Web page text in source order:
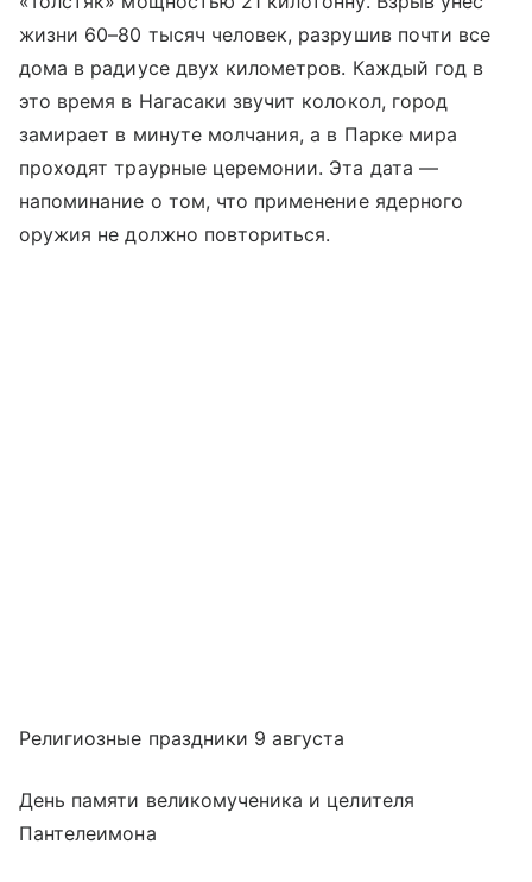
жизни 60–80 тысяч человек, разрушив почти все
дома в радиусе двух километров. Каждый год в
это время в Нагасаки звучит колокол, город
замирает в минуте молчания, а в Парке мира
проходят траурные церемонии. Эта дата —
напоминание о том, что применение ядерного
оружия не должно повториться.
Религиозные праздники 9 августа
День памяти великомученика и целителя
Пантелеимона